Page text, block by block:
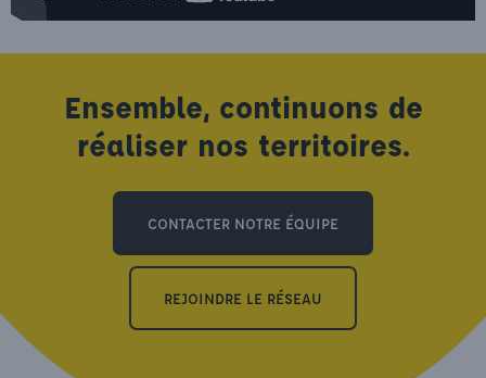
Ensemble, continuons de
réaliser nos territoires.
CONTACTER NOTRE ÉQUIPE
REJOINDRE LE RÉSEAU